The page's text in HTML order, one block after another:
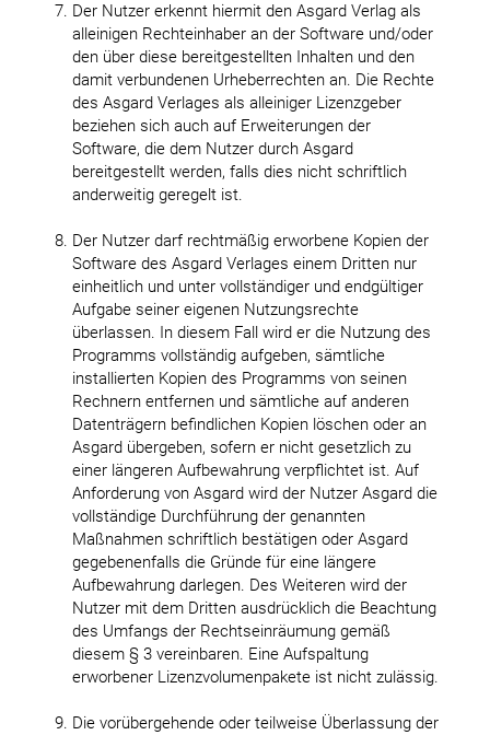
Der Nutzer erkennt hiermit den Asgard Verlag als
alleinigen Rechteinhaber an der Software und/oder
den über diese bereitgestellten Inhalten und den
damit verbundenen Urheberrechten an. Die Rechte
des Asgard Verlages als alleiniger Lizenzgeber
beziehen sich auch auf Erweiterungen der
Software, die dem Nutzer durch Asgard
bereitgestellt werden, falls dies nicht schriftlich
anderweitig geregelt ist.
Der Nutzer darf rechtmäßig erworbene Kopien der
Software des Asgard Verlages einem Dritten nur
einheitlich und unter vollständiger und endgültiger
Aufgabe seiner eigenen Nutzungsrechte
überlassen. In diesem Fall wird er die Nutzung des
Programms vollständig aufgeben, sämtliche
installierten Kopien des Programms von seinen
Rechnern entfernen und sämtliche auf anderen
Datenträgern befindlichen Kopien löschen oder an
Asgard übergeben, sofern er nicht gesetzlich zu
einer längeren Aufbewahrung verpflichtet ist. Auf
Anforderung von Asgard wird der Nutzer Asgard die
vollständige Durchführung der genannten
Maßnahmen schriftlich bestätigen oder Asgard
gegebenenfalls die Gründe für eine längere
Aufbewahrung darlegen. Des Weiteren wird der
Nutzer mit dem Dritten ausdrücklich die Beachtung
des Umfangs der Rechtseinräumung gemäß
diesem § 3 vereinbaren. Eine Aufspaltung
erworbener Lizenzvolumenpakete ist nicht zulässig.
Die vorübergehende oder teilweise Überlassung der